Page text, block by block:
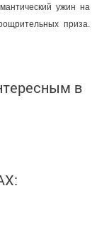
ужин на
приза.
в